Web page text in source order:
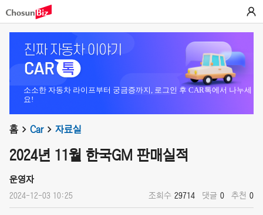
소소한 자동차 라이프부터 궁금증까지, 로그인 후 CAR톡에서 나누세
요!
홈 Car 자료실
2024년 11월 한국GM 판매실적
운영자
2024-12-03 10:25 조회수 29714 댓글 0 추천 0